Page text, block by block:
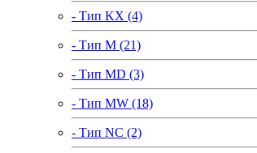
- Тип KX (4)
- Тип M (21)
- Тип MD (3)
- Тип MW (18)
- Тип NC (2)